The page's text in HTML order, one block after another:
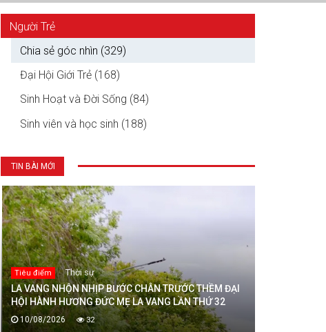
Người Trẻ
Chia sẻ góc nhìn (329)
Đại Hội Giới Trẻ (168)
Sinh Hoạt và Đời Sống (84)
Sinh viên và học sinh (188)
TIN BÀI MỚI
Tiêu điểm Thời sự
LA VANG NHỘN NHỊP BƯỚC CHÂN TRƯỚC THỀM ĐẠI
HỘI HÀNH HƯƠNG ĐỨC MẸ LA VANG LẦN THỨ 32
10/08/2026 32